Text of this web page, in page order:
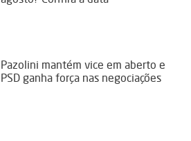
Pazolini mantém vice em aberto e
PSD ganha força nas negociações